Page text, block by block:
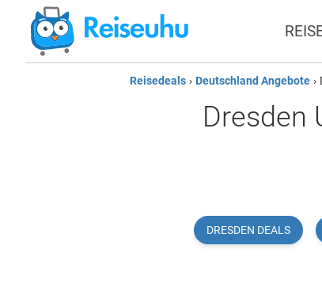
Reisedeals › Deutschland Angebote ›
Dresden
DRESDEN DEALS